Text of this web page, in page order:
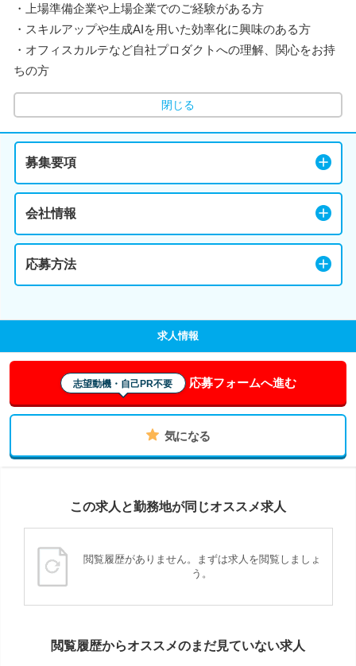
・上場準備企業や上場企業でのご経験がある方
・スキルアップや生成AIを用いた効率化に興味のある方
・オフィスカルテなど自社プロダクトへの理解、関心をお持
ちの方
閉じる
募集要項
会社情報
応募方法
求人情報
志望動機・自己PR不要 応募フォームへ進む
気になる
この求人と勤務地が同じオススメ求人
閲覧履歴がありません。まずは求人を閲覧しましょ
う。
閲覧履歴からオススメのまだ見ていない求人